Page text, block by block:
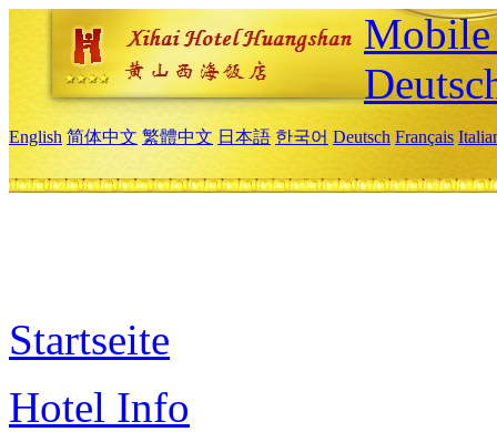
English 简体中文 繁體中文 日本語 한국어 Deutsch Français
Startseite
Hotel Info